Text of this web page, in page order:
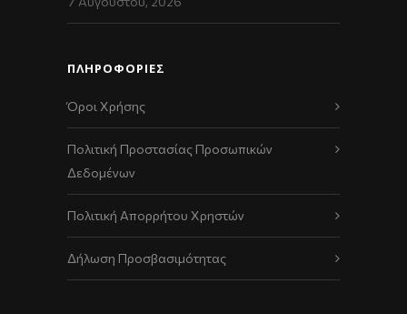
ΠΛΗΡΟΦΟΡΙΕΣ
Όροι Χρήσης
Πολιτική Προστασίας Προσωπικών
Δεδομένων
Πολιτική Απορρήτου Χρηστών
Δήλωση Προσβασιμότητας